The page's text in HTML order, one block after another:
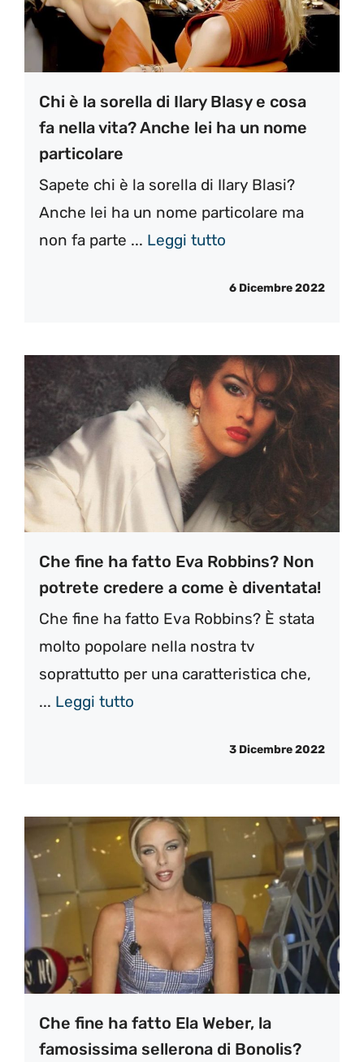
Chi è la sorella di Ilary Blasy e cosa
fa nella vita? Anche lei ha un nome
particolare
Sapete chi è la sorella di Ilary Blasi?
Anche lei ha un nome particolare ma
non fa parte ... Leggi tutto
6 Dicembre 2022
Che fine ha fatto Eva Robbins? Non
potrete credere a come è diventata!
Che fine ha fatto Eva Robbins? È stata
molto popolare nella nostra tv
soprattutto per una caratteristica che,
... Leggi tutto
3 Dicembre 2022
Che fine ha fatto Ela Weber, la
famosissima sellerona di Bonolis?